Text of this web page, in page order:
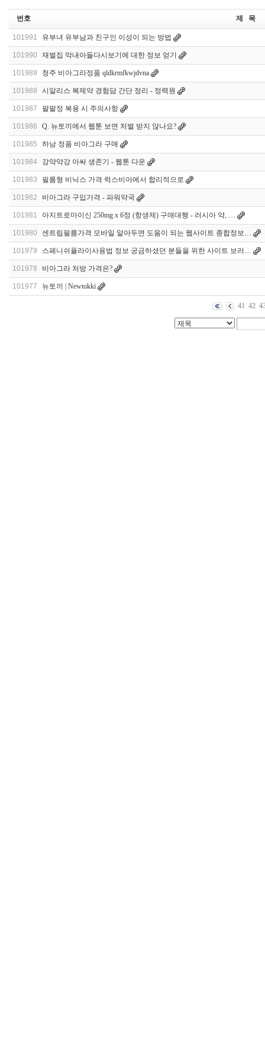
번호 제 목
101991 유부녀 유부남과 친구인 이성이 되는 방법
101990 재벌집 막내아들다시보기에 대한 정보 얻기
101989 청주 비아그라정품 qldkrmfkwjdvna
101988 시알리스 복제약 경험담 간단 정리 - 정력원
101987 팔팔정 복용 시 주의사항
101986 Q. 뉴토끼에서 웹툰 보면 처벌 받지 않나요?
101985 하남 정품 비아그라 구매
101984 강약약강 아싸 생존기 - 웹툰 다운
101983 필름형 비닉스 가격 럭스비아에서 합리적으로
101982 비아그라 구입가격 - 파워약국
101981 아지트로마이신 250mg x 6정 (항생제) 구매대행 - 러시아 약, …
101980 센트립필름가격 모바일 알아두면 도움이 되는 웹사이트 종합정보…
101979 스페니쉬플라이사용법 정보 궁금하셨던 분들을 위한 사이트 보러…
101978 비아그라 처방 가격은?
101977 뉴토끼 | Newtokki
41 42